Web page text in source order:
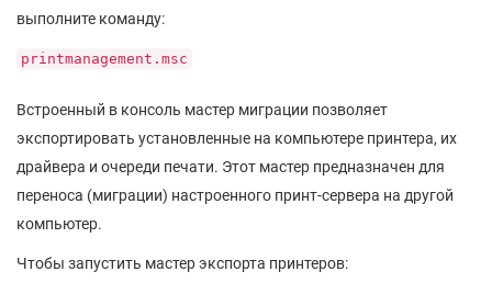
выполните команду:
printmanagement.msc
Встроенный в консоль мастер миграции позволяет
экспортировать установленные на компьютере принтера, их
драйвера и очереди печати. Этот мастер предназначен для
переноса (миграции) настроенного принт-сервера на другой
компьютер.
Чтобы запустить мастер экспорта принтеров: